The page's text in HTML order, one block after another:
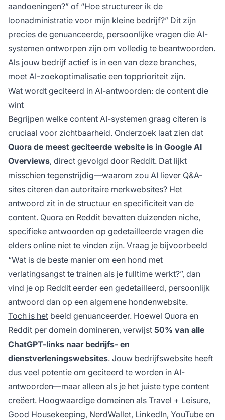
aandoeningen?” of “Hoe structureer ik de
loonadministratie voor mijn kleine bedrijf?” Dit zijn
precies de genuanceerde, persoonlijke vragen die AI-
systemen ontworpen zijn om volledig te beantwoorden.
Als jouw bedrijf actief is in een van deze branches,
moet AI-zoekoptimalisatie een topprioriteit zijn.
Wat wordt geciteerd in AI-antwoorden: de content die
wint
Begrijpen welke content AI-systemen graag citeren is
cruciaal voor zichtbaarheid. Onderzoek laat zien dat
Quora de meest geciteerde website is in Google AI
Overviews, direct gevolgd door Reddit. Dat lijkt
misschien tegenstrijdig—waarom zou AI liever Q&A-
sites citeren dan autoritaire merkwebsites? Het
antwoord zit in de structuur en specificiteit van de
content. Quora en Reddit bevatten duizenden niche,
specifieke antwoorden op gedetailleerde vragen die
elders online niet te vinden zijn. Vraag je bijvoorbeeld
“Wat is de beste manier om een hond met
verlatingsangst te trainen als je fulltime werkt?”, dan
vind je op Reddit eerder een gedetailleerd, persoonlijk
antwoord dan op een algemene hondenwebsite.
Toch is het beeld genuanceerder. Hoewel Quora en
Reddit per domein domineren, verwijst 50% van alle
ChatGPT-links naar bedrijfs- en
dienstverleningswebsites. Jouw bedrijfswebsite heeft
dus veel potentie om geciteerd te worden in AI-
antwoorden—maar alleen als je het juiste type content
creëert. Hoogwaardige domeinen als Travel + Leisure,
Good Housekeeping, NerdWallet, LinkedIn, YouTube en